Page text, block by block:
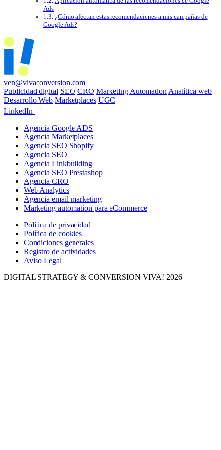
Ads
¿Cómo afectan estas recomendaciones a mis campañas de
Google Ads?
ven@vivaconversion.com
Publicidad digital SEO CRO Marketing Automation Analítica web
Desarrollo Web Marketplaces UGC
LinkedIn
Agencia Google ADS
Agencia Marketplaces
Agencia SEO Shopify
Agencia SEO
Agencia Linkbuilding
Agencia SEO Prestashop
Agencia CRO
Web Analytics
Agencia email marketing
Marketing automation para eCommerce
Política de privacidad
Política de cookies
Condiciones generales
Registro de actividades
Aviso Legal
DIGITAL STRATEGY & CONVERSION VIVA! 2026